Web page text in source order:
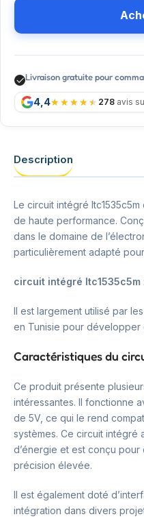
Livraison gratuite pour
4,4 278 avis
Description
Le circuit intégré
de haute performance.
dans le domaine de
particulièrement adapté
circuit intégré ltc1535c5m
Il est largement utilisé par
en Tunisie pour développer
Caractéristiques du
Ce produit présente
intéressantes. Il fonctionne
de 5V, ce qui le rend
systèmes. Ce circuit intégré
d’énergie et est conçu
précision élevée.
Il est également doté
intégration dans divers